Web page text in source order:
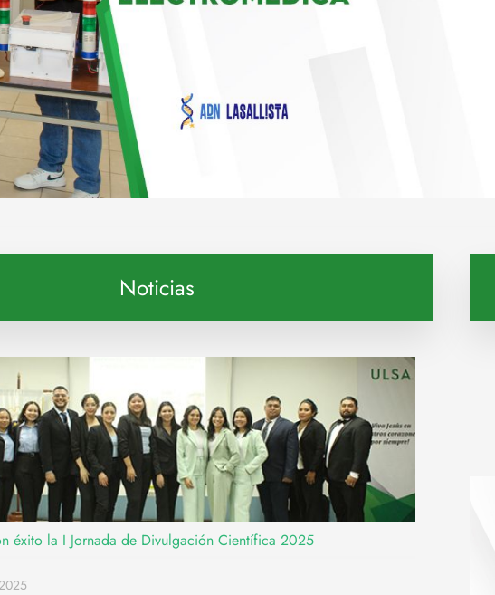
Noticias
éxito la I Jornada de Divulgación Científica 2025